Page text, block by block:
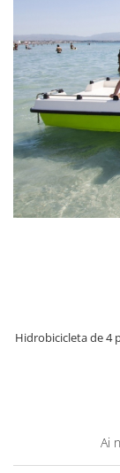
Hidrobicicleta de 4
Ai